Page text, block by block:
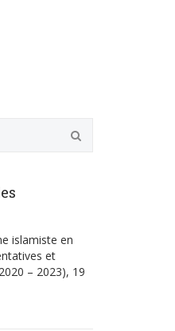
islamiste en
et
– 2023), 19